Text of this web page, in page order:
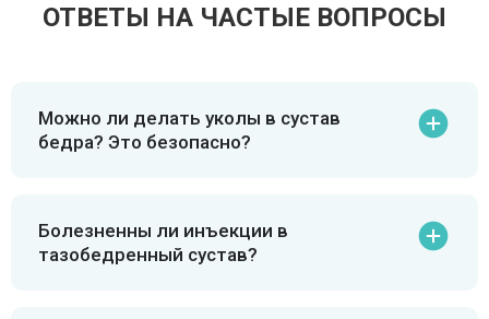
ОТВЕТЫ НА ЧАСТЫЕ ВОПРОСЫ
Можно ли делать уколы в сустав
бедра? Это безопасно?
Болезненны ли инъекции в
тазобедренный сустав?